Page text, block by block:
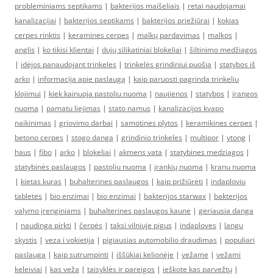
probleminiams septikams | bakterijos maišeliais | retai naudojamai
kanalizacijai | bakterijos septikams | bakterijos priežiūrai | kokias
cerpes rinktis | keramines cerpes | malkų pardavimas | malkos |
anglis | ko tikisi klientai | dujų silikatiniai blokeliai | šiltinimo medžiagos
| idėjos panaudojant trinkeles | trinkelės grindiniui puošia | statybos iš
arko | informacija apie paslaugą | kaip paruosti pagrinda trinkeliu
klojimui | kiek kainuoja pastoliu nuoma | naujienos | statybos | įrangos
nuoma | pamatu liejimas | stato namus | kanalizacijos kvapo
naikinimas | griovimo darbai | samotines plytos | keramikines cerpes |
betono cerpes | stogo danga | grindinio trinkeles | multipor | ytong |
haus | fibo | arko | blokeliai | akmens vata | statybines medziagos |
statybinės paslaugos | pastoliu nuoma | įrankių nuoma | kranu nuoma
| kietas kuras | buhalterines paslaugos | kaip prižiūrėti | indaploviu
tabletes | bio enzimai | bio enzimai | bakterijos starwax | bakterijos
valymo įrenginiams | buhalterines paslaugos kaune | geriausia danga
| naudinga pirkti | čerpės | taksi vilniuje pigus | indaploves | langu
skystis | veza i vokietija | pigiausias automobilio draudimas | populiari
paslauga | kaip sutrumpinti | iššūkiai kelionėje | vežame | vežami
keleiviai | kas veža | taisyklės ir pareigos | ieškote kas parvežtų |